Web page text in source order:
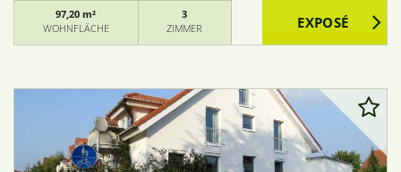
97,20 m²
WOHNFLÄCHE
3
ZIMMER